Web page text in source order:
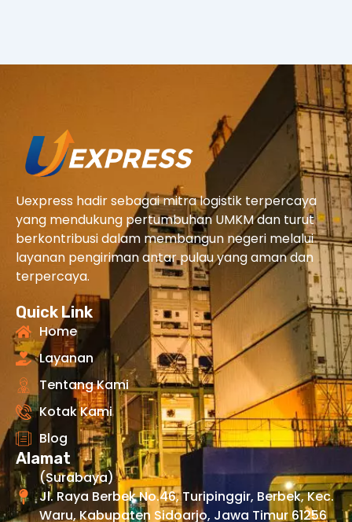
Uexpress hadir sebagai mitra logistik terpercaya
yang mendukung pertumbuhan UMKM dan turut
berkontribusi dalam membangun negeri melalui
layanan pengiriman antar pulau yang aman dan
terpercaya.
Quick Link
Home
Layanan
Tentang Kami
Kotak Kami
Blog
Alamat
(Surabaya)
Jl. Raya Berbek No.46, Turipinggir, Berbek, Kec.
Waru, Kabupaten Sidoarjo, Jawa Timur 61256